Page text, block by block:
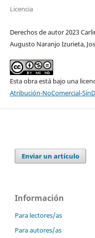
Licencia
Derechos de autor 2023
Augusto Naranjo Izurieta,
Esta obra está bajo una
Atribución-NoComercial-
Enviar un artículo
Información
Para lectores/as
Para autores/as